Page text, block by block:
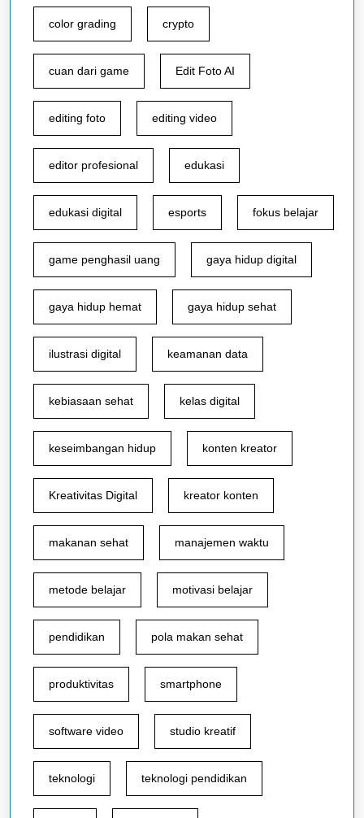
color grading crypto
cuan dari game Edit Foto AI
editing foto editing video
editor profesional edukasi
edukasi digital esports fokus belajar
game penghasil uang gaya hidup digital
gaya hidup hemat gaya hidup sehat
ilustrasi digital keamanan data
kebiasaan sehat kelas digital
keseimbangan hidup konten kreator
Kreativitas Digital kreator konten
makanan sehat manajemen waktu
metode belajar motivasi belajar
pendidikan pola makan sehat
produktivitas smartphone
software video studio kreatif
teknologi teknologi pendidikan